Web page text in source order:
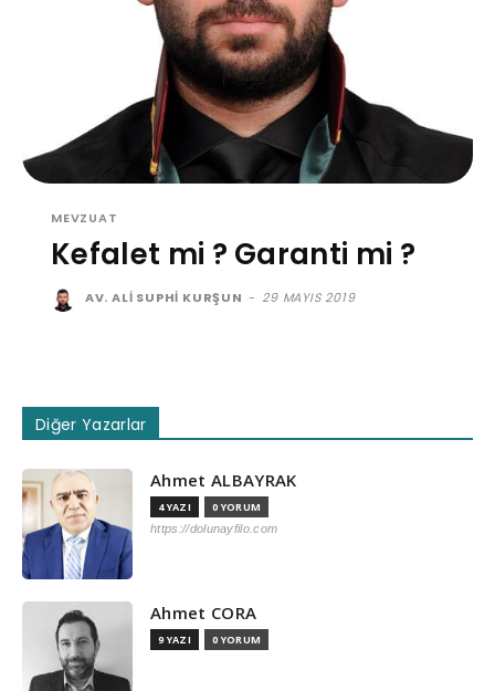
MEVZUAT
Kefalet mi ? Garanti mi ?
AV. ALI SUPHI KURŞUN - 29 MAYIS 2019
Diğer Yazarlar
Ahmet ALBAYRAK
4 YAZI 0 YORUM
https://dolunayfilo.com
Ahmet CORA
9 YAZI 0 YORUM